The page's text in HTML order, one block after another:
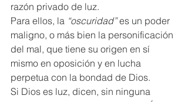
razón privado de luz.
Para ellos, la “oscuridad” es un poder
maligno, o más bien la personificación
del mal, que tiene su origen en sí
mismo en oposición y en lucha
perpetua con la bondad de Dios.
Si Dios es luz, dicen, sin ninguna